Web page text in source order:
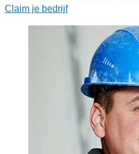
Claim je bedrijf